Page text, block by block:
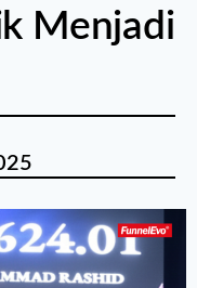
Menjadi